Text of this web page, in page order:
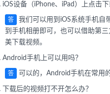
iOS设备（iPhone、iPad）上点击
答
我们可以用到iOS系统手机自
到手机相册即可，也可以借助第
美下载视频。
Android手机上可以用吗？
答 可以的，Android手机在常用
下载后的视频打不开怎么办？